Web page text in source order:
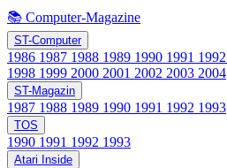
📚 Computer-Magazine
ST-Computer
1986 1987 1988 1989 1990 1991 1992
1998 1999 2000 2001 2002 2003 2004
ST-Magazin
1987 1988 1989 1990 1991 1992 1993
TOS
1990 1991 1992 1993
Atari Inside